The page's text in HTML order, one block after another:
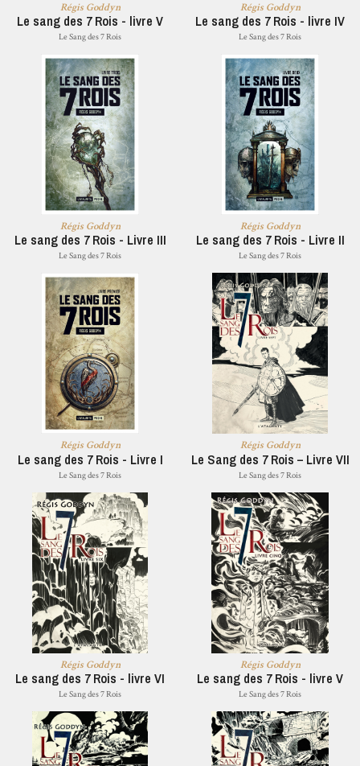
Régis Goddyn
Le sang des 7 Rois - livre V
Le Sang des 7 Rois
Régis Goddyn
Le sang des 7 Rois - livre IV
Le Sang des 7 Rois
Régis Goddyn
Le sang des 7 Rois - Livre III
Le Sang des 7 Rois
Régis Goddyn
Le sang des 7 Rois - Livre II
Le Sang des 7 Rois
Régis Goddyn
Le sang des 7 Rois - Livre I
Le Sang des 7 Rois
Régis Goddyn
Le Sang des 7 Rois – Livre VII
Le Sang des 7 Rois
Régis Goddyn
Le sang des 7 Rois - livre VI
Le Sang des 7 Rois
Régis Goddyn
Le sang des 7 Rois - livre V
Le Sang des 7 Rois